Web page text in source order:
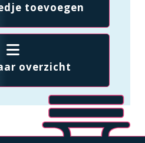
toevoegen
overzicht